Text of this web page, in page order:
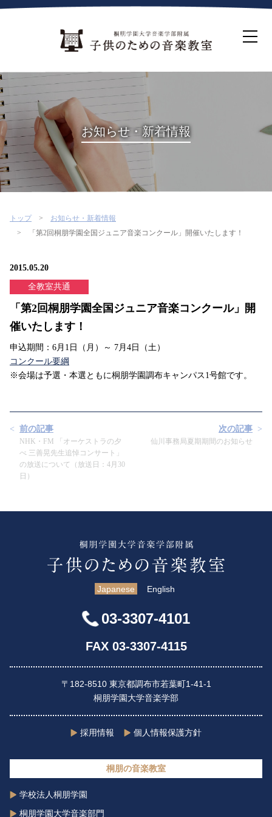
ホーム
生徒募集について
教室案内
コース紹介
概要・沿革
桐朋を選ぶ理由
インタビュー・コラム
イベント
よくある質問
お知らせ・新着情報
トップ
お知らせ・新着情報
「第2回桐朋学園全国ジュニア音楽コンクール」開催いたします！
2015.05.20
全教室共通
「第2回桐朋学園全国ジュニア音楽コンクール」開
催いたします！
申込期間：6月1日（月）～ 7月4日（土）
コンクール要綱
※会場は予選・本選ともに桐朋学園調布キャンパス1号館です。
前の記事
NHK・FM 「オーケストラの夕
べ 三善晃先生追悼コンサート」
の放送について（放送日：4月30
日）
次の記事
仙川事務局夏期期間のお知らせ
Japanese English
03-3307-4101
FAX 03-3307-4115
〒182-8510 東京都調布市若葉町1-41-1
桐朋学園大学音楽学部
採用情報 個人情報保護方針
桐朋の音楽教室
学校法人桐朋学園
桐朋学園大学音楽部門